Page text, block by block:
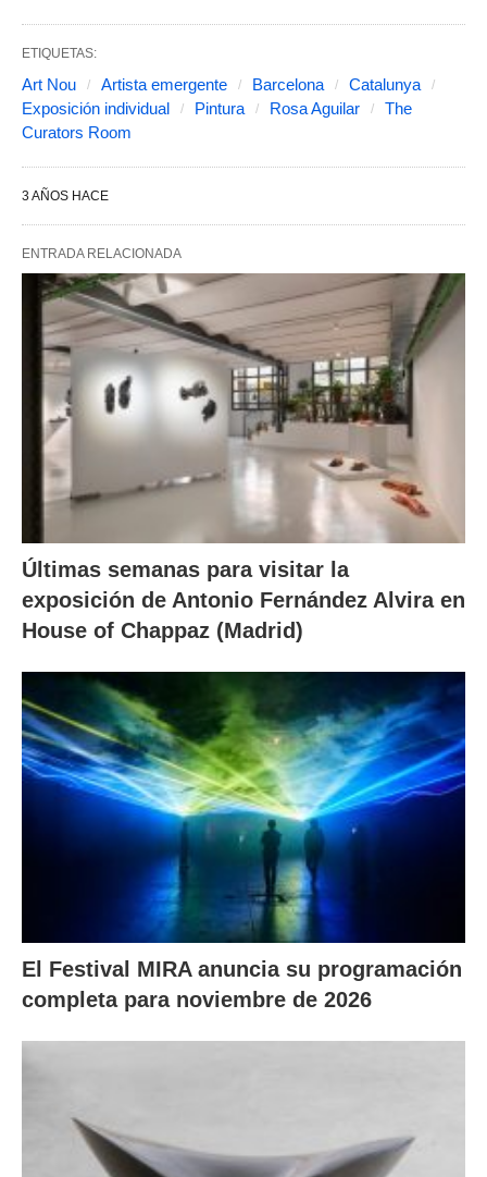
ETIQUETAS:
Art Nou Artista emergente Barcelona
Catalunya
Exposición individual
Pintura Rosa Aguilar
The
Curators Room
3 AÑOS HACE
ENTRADA RELACIONADA
Últimas semanas para visitar la
exposición de Antonio Fernández Alvira en
House of Chappaz (Madrid)
El Festival MIRA anuncia su programación
completa para noviembre de 2026